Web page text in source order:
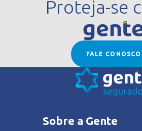
Proteja-se
FALE CONOSCO
Sobre a Gente